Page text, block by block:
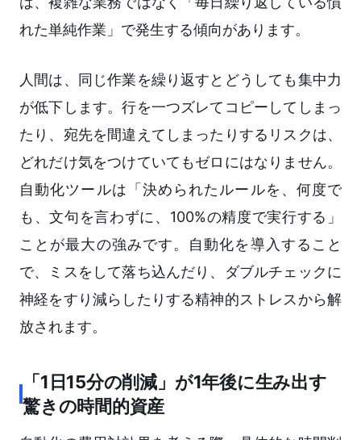
れた単純作業」で発生する傾向があります。
人間は、同じ作業を繰り返すとどうしても集中力
が低下します。行を一つズレてコピーしてしまっ
たり、宛先を間違えてしまったりするリスクは、
どれだけ気をつけていてもゼロにはなりません。
自動化ツールは「決められたルールを、何度で
も、文句を言わずに、100%の精度で実行する」
ことが最大の強みです。自動化を導入すること
で、ミスをして落ち込んだり、ダブルチェックに
神経をすり減らしたりする精神的ストレスから解
放されます。
「1日15分の削減」が1年後に生み出す
驚きの時間的資産